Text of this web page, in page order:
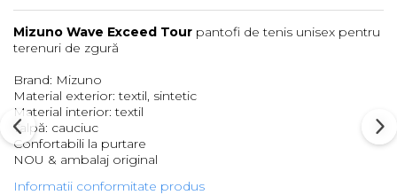
Mizuno Wave Exceed Tour pantofi de tenis unisex pentru
terenuri de zgură
Brand: Mizuno
Material exterior: textil, sintetic
Material interior: textil
Talpă: cauciuc
Confortabili la purtare
NOU & ambalaj original
Informatii conformitate produs